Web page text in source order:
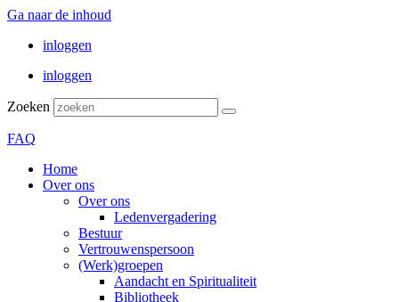
Ga naar de inhoud
inloggen
inloggen
Zoeken
FAQ
Home
Over ons
Over ons
Ledenvergadering
Bestuur
Vertrouwenspersoon
(Werk)groepen
Aandacht en Spiritualiteit
Bibliotheek